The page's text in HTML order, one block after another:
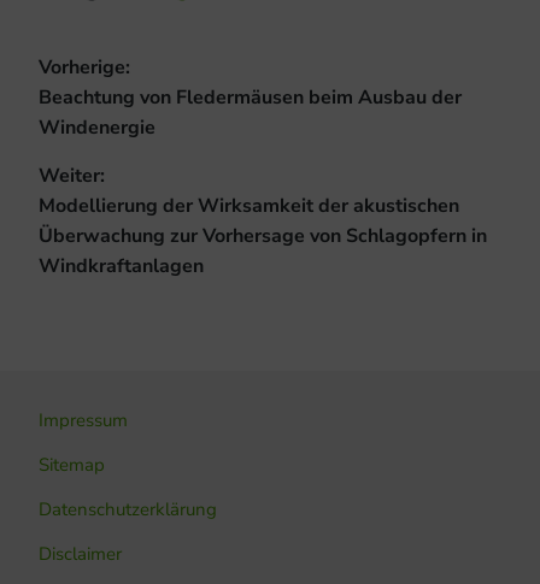
Beitragsnavigation
Vorherige:
Vorheriger
Beitrag:
Beachtung von Fledermäusen beim Ausbau der
Windenergie
Weiter:
Nächster
Beitrag:
Modellierung der Wirksamkeit der akustischen
Überwachung zur Vorhersage von Schlagopfern in
Windkraftanlagen
Impressum
Sitemap
Datenschutzerklärung
Disclaimer